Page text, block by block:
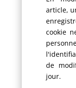
article,
cookie
de
jour.